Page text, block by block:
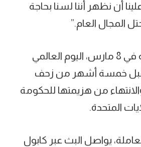
أن نظهر أننا لسنا بحاجة
المجال العام.”
وتأسست المحطة في 8 مارس، اليوم العالمي
قبل خمسة أشهر من زحف
من هزيمتها للحكومة
المتحدة.
يواصل البث عبر كابول